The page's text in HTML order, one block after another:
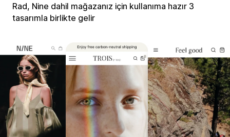
Rad, Nine dahil mağazanız için kullanıma hazır 3
tasarımla birlikte gelir